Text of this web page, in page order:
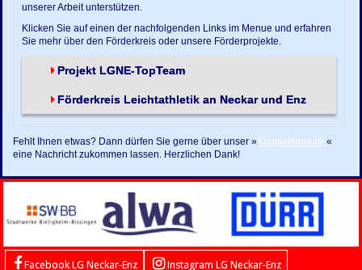
unserer Arbeit unterstützen.
Klicken Sie auf einen der nachfolgenden Links im Menue und erfahren
Sie mehr über den Förderkreis oder unsere Förderprojekte.
Projekt LGNE-TopTeam
Förderkreis Leichtathletik an Neckar und Enz
Fehlt Ihnen etwas? Dann dürfen Sie gerne über unser »Kontaktformular«
eine Nachricht zukommen lassen. Herzlichen Dank!
Facebook LG Neckar-Enz Instagram LG Neckar-Enz